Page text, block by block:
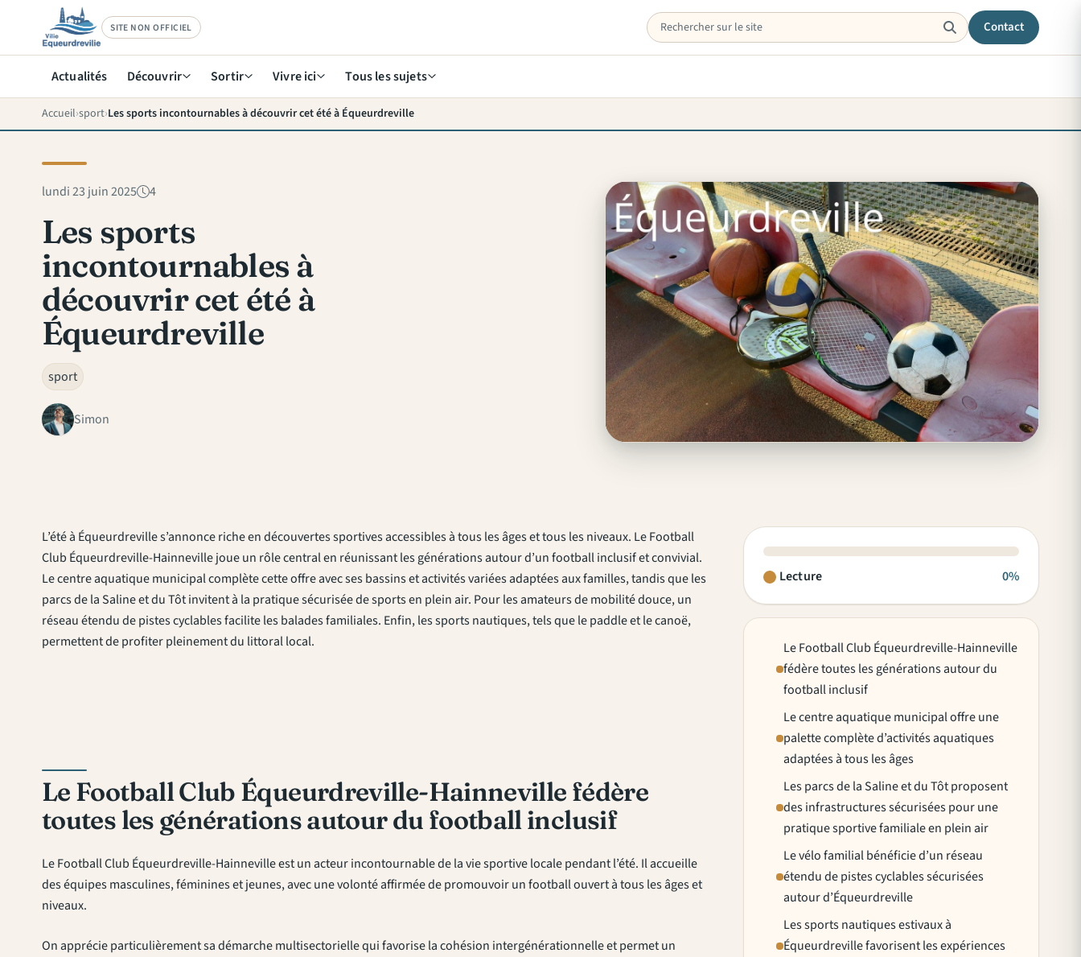
SITE NON OFFICIEL Contact
Actualités Découvrir Sortir Vivre ici Tous les sujets
Accueil sport Les sports incontournables à découvrir cet été à Équeurdreville
lundi 23 juin 2025 4
Les sports
incontournables à
découvrir cet été à
Équeurdreville
sport
Simon
L’été à Équeurdreville s’annonce riche en découvertes sportives accessibles à tous les âges et tous les niveaux. Le Football
Club Équeurdreville-Hainneville joue un rôle central en réunissant les générations autour d’un football inclusif et convivial.
Le centre aquatique municipal complète cette offre avec ses bassins et activités variées adaptées aux familles, tandis que les
parcs de la Saline et du Tôt invitent à la pratique sécurisée de sports en plein air. Pour les amateurs de mobilité douce, un
réseau étendu de pistes cyclables facilite les balades familiales. Enfin, les sports nautiques, tels que le paddle et le canoë,
permettent de profiter pleinement du littoral local.
Le Football Club Équeurdreville-Hainneville fédère
toutes les générations autour du football inclusif
Le Football Club Équeurdreville-Hainneville est un acteur incontournable de la vie sportive locale pendant l’été. Il accueille
des équipes masculines, féminines et jeunes, avec une volonté affirmée de promouvoir un football ouvert à tous les âges et
niveaux.
On apprécie particulièrement sa démarche multisectorielle qui favorise la cohésion intergénérationnelle et permet un
Lecture 0%
Le Football Club Équeurdreville-Hainneville
fédère toutes les générations autour du
football inclusif
Le centre aquatique municipal offre une
palette complète d’activités aquatiques
adaptées à tous les âges
Les parcs de la Saline et du Tôt proposent
des infrastructures sécurisées pour une
pratique sportive familiale en plein air
Le vélo familial bénéficie d’un réseau
étendu de pistes cyclables sécurisées
autour d’Équeurdreville
Les sports nautiques estivaux à
Équeurdreville favorisent les expériences